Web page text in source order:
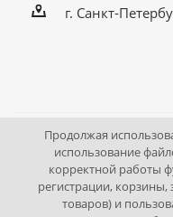
г. Санкт-
2009 - 2026 ©
195043, г. Санкт-
Продолжая
использование
корректной работы
регистрации, корзины,
товаров) и